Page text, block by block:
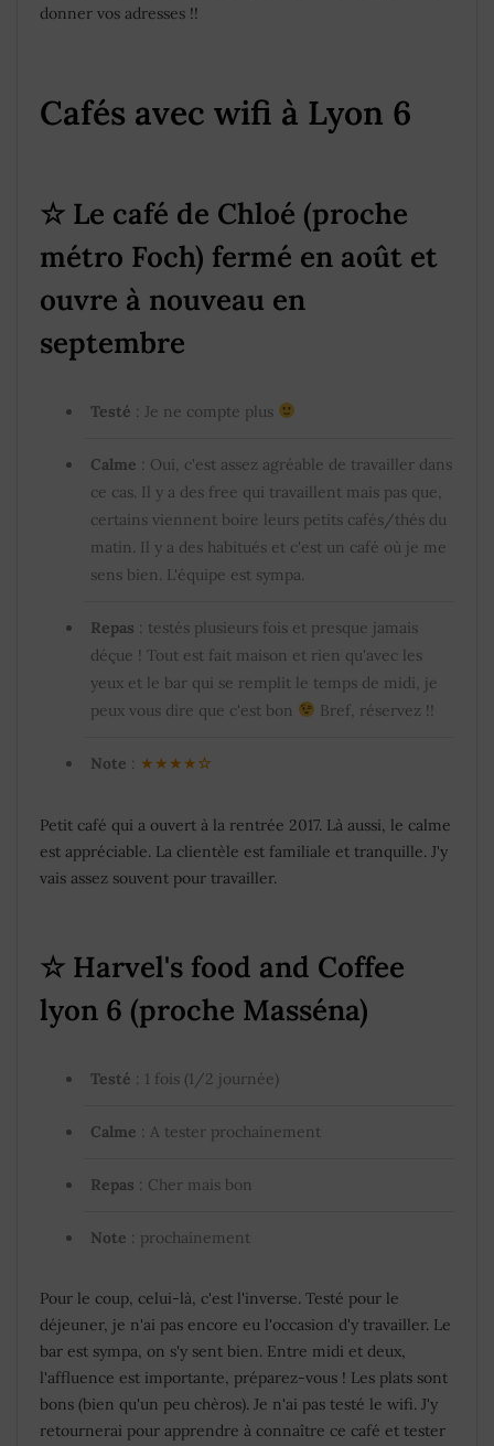
donner vos adresses !!
Cafés avec wifi à Lyon 6
☆ Le café de Chloé (proche
métro Foch) fermé en août et
ouvre à nouveau en
septembre
Testé : Je ne compte plus
Calme : Oui, c'est assez agréable de travailler dans
ce cas. Il y a des free qui travaillent mais pas que,
certains viennent boire leurs petits cafés/thés du
matin. Il y a des habitués et c'est un café où je me
sens bien. L'équipe est sympa.
Repas : testés plusieurs fois et presque jamais
déçue ! Tout est fait maison et rien qu'avec les
yeux et le bar qui se remplit le temps de midi, je
peux vous dire que c'est bon
Bref, réservez !!
Note : ★★★★☆
Petit café qui a ouvert à la rentrée 2017. Là aussi, le calme
est appréciable. La clientèle est familiale et tranquille. J'y
vais assez souvent pour travailler.
☆ Harvel's food and Coffee
lyon 6 (proche Masséna)
Testé : 1 fois (1/2 journée)
Calme : A tester prochainement
Repas : Cher mais bon
Note : prochainement
Pour le coup, celui-là, c'est l'inverse. Testé pour le
déjeuner, je n'ai pas encore eu l'occasion d'y travailler. Le
bar est sympa, on s'y sent bien. Entre midi et deux,
l'affluence est importante, préparez-vous ! Les plats sont
bons (bien qu'un peu chèros). Je n'ai pas testé le wifi. J'y
retournerai pour apprendre à connaître ce café et tester